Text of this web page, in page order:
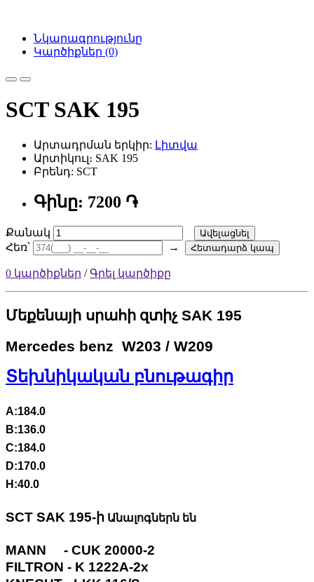
Նկարագրությունը
Կարծիքներ (0)
SCT SAK 195
Արտադրման երկիր: Լիտվա
Արտիկուլ։ SAK 195
Բրենդ: SCT
Գինը: 7200 ֏
Քանակ Ավելացնել
Հեռ՝ → Հետադարձ կապ
0 կարծիքներ /Գրել կարծիքը
Մեքենայի սրահի զտիչ SAK 195
Mercedes benz W203 / W209
Տեխնիկական բնութագիր
A:184.0
B:136.0
C:184.0
D:170.0
H:40.0
SCT SAK 195-ի Անալոգներն են
MANN - CUK 20000-2
FILTRON - K 1222A-2x